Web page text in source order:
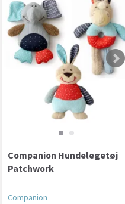
Companion Hundelegetøj
Patchwork
Companion